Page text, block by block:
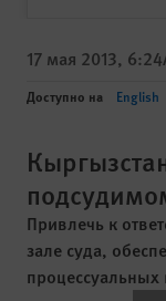
17 мая 2013,
Доступно на English
Привлечь к
зале суда,